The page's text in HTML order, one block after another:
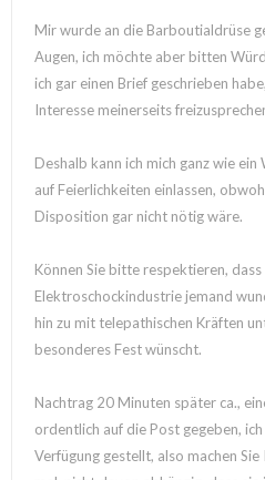
Mir wurde an die Barboutialdrüse
Augen, ich möchte aber bitten
ich gar einen Brief geschrieben
Interesse meinerseits
Deshalb kann ich mich ganz wie
auf Feierlichkeiten einlassen,
Disposition gar nicht nötig wäre.
Können Sie bitte respektieren,
Elektroschockindustrie jemand
hin zu mit telepathischen Kräften
besonderes Fest wünscht.
Nachtrag 20 Minuten später ca.,
ordentlich auf die Post gegeben,
Verfügung gestellt, also machen